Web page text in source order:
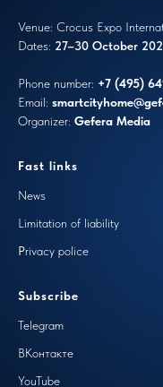
Venue: Crocus Expo
Dates: 27–30 October
Phone number: +7 (495)
Email: smartcityhome
Organizer: Gefera Media
Fast links
News
Limitation of liability
Privacy police
Subscribe
Telegram
ВКонтакте
YouTube